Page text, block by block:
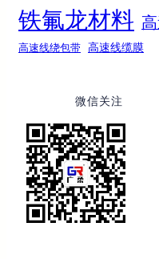
铁氟龙材料
高速线绕包带 高速线缆膜
微信关注